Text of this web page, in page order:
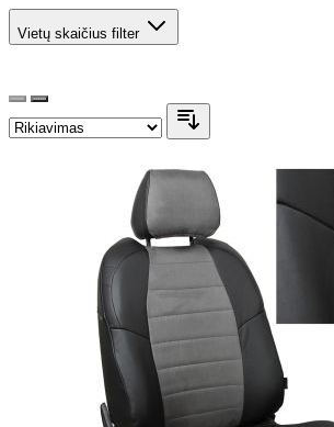
Vietų skaičius filter